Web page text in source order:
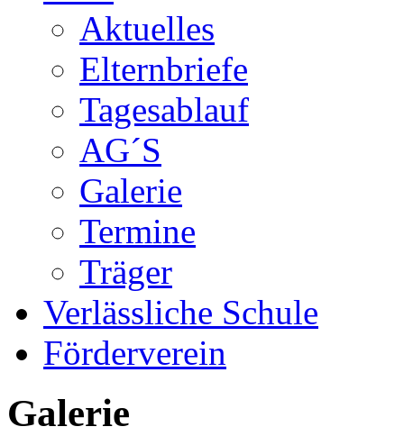
Aktuelles
Elternbriefe
Tagesablauf
AG´S
Galerie
Termine
Träger
Verlässliche Schule
Förderverein
Galerie